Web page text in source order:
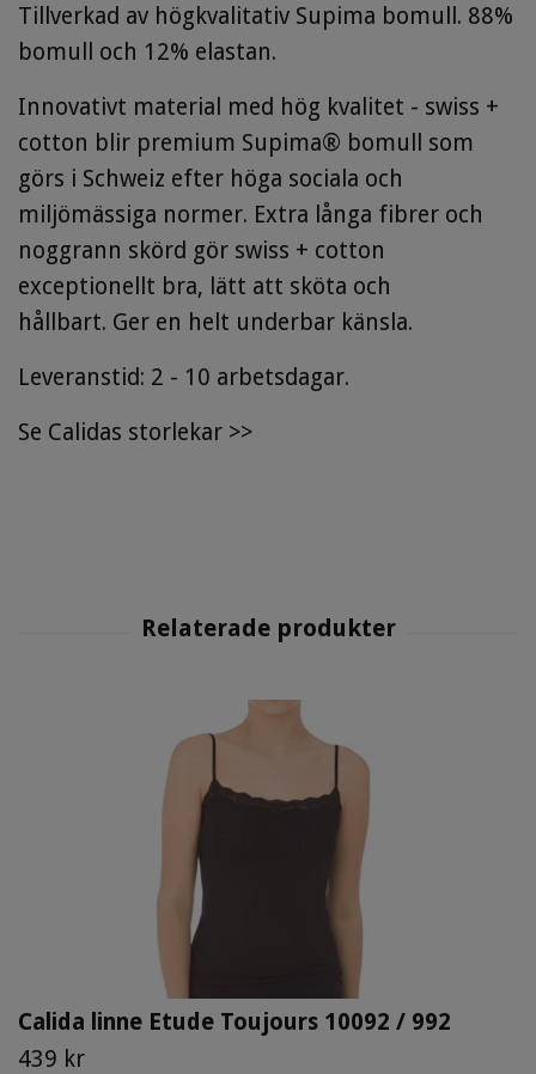
Tillverkad av högkvalitativ Supima bomull. 88%
bomull och 12% elastan.
Innovativt material med hög kvalitet - swiss +
cotton blir premium Supima® bomull som
görs i Schweiz efter höga sociala och
miljömässiga normer. Extra långa fibrer och
noggrann skörd gör swiss + cotton
exceptionellt bra, lätt att sköta och
hållbart. Ger en helt underbar känsla.
Leveranstid: 2 - 10 arbetsdagar.
Se Calidas storlekar >>
Calida linne Etude Toujours 10092 / 992
439 kr